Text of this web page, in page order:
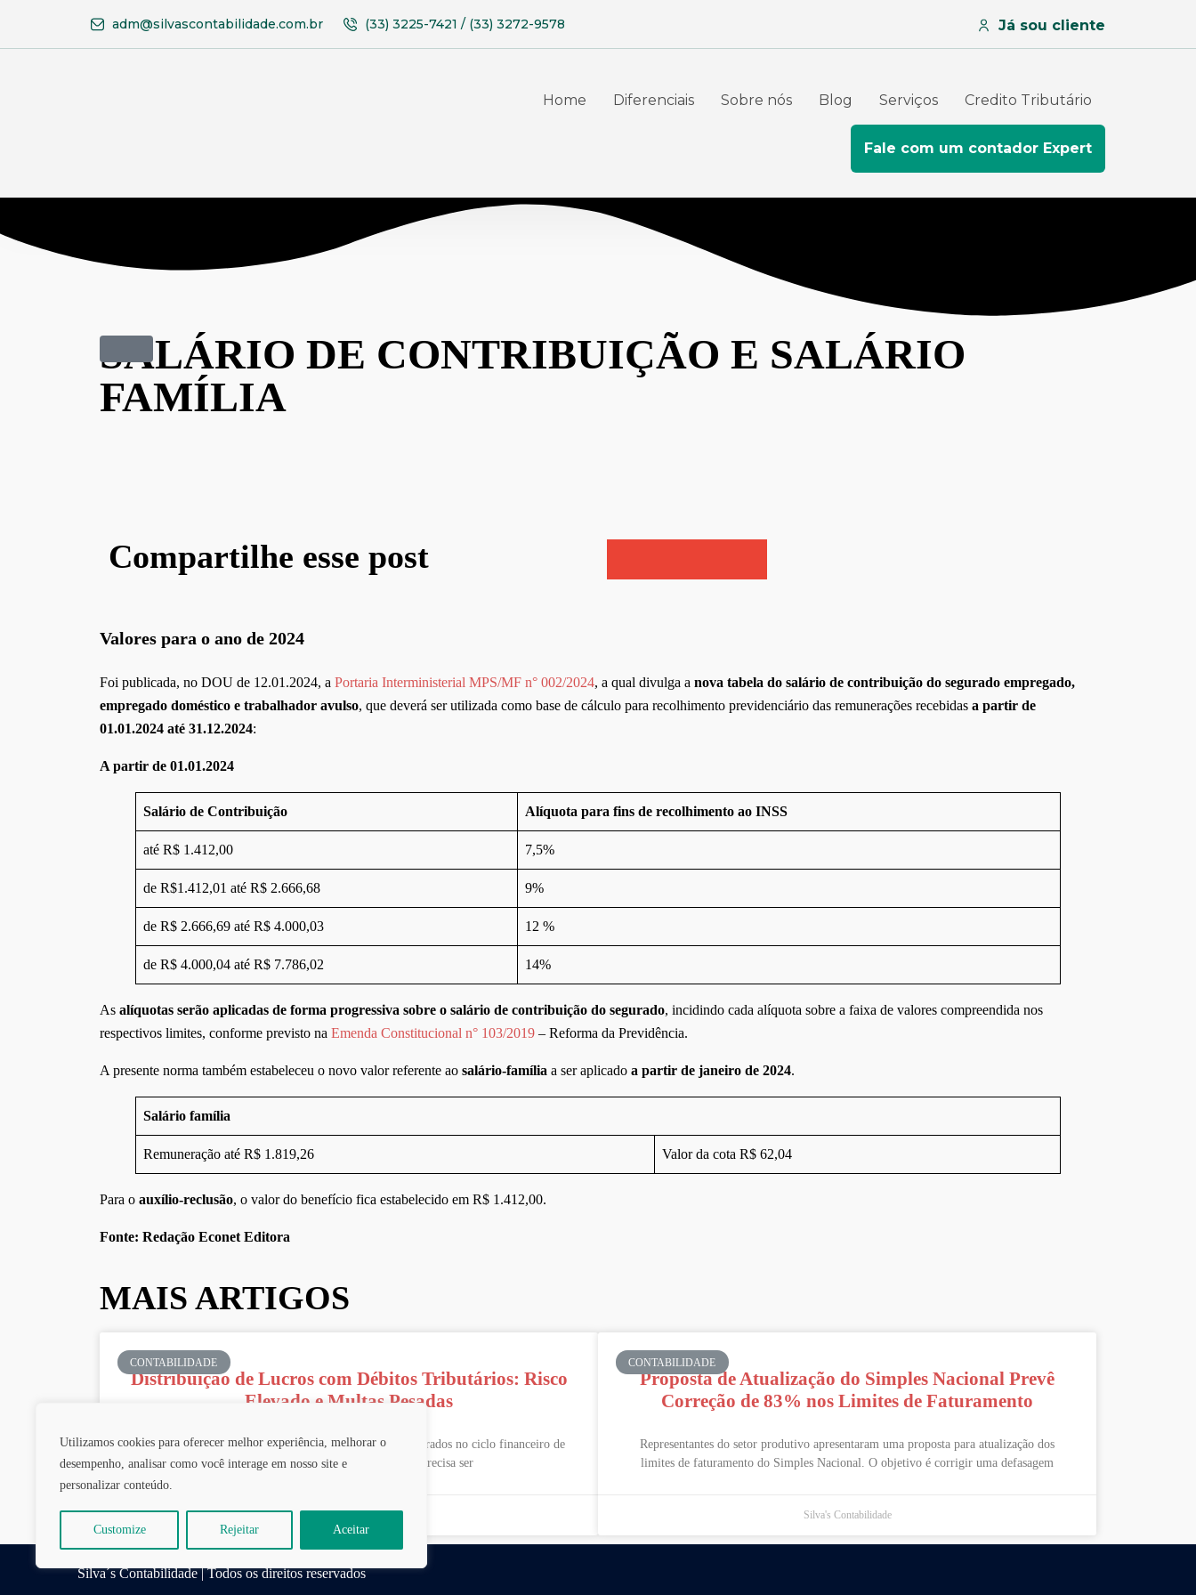
Utilizamos cookies para oferecer melhor experiência, melhorar o
desempenho, analisar como você interage em nosso site e
personalizar conteúdo.
Customize Rejeitar Aceitar
adm@silvascontabilidade.com.br (33) 3225-7421 / (33) 3272-9578 Já sou cliente
Home Diferenciais Sobre nós Blog Serviços Credito Tributário
Fale com um contador Expert
SALÁRIO DE CONTRIBUIÇÃO E SALÁRIO
FAMÍLIA
Compartilhe esse post
Valores para o ano de 2024
Foi publicada, no DOU de 12.01.2024, a Portaria Interministerial MPS/MF n° 002/2024, a qual divulga a nova tabela do salário de contribuição do segurado empregado,
empregado doméstico e trabalhador avulso, que deverá ser utilizada como base de cálculo para recolhimento previdenciário das remunerações recebidas a partir de
01.01.2024 até 31.12.2024:
A partir de 01.01.2024
Salário de Contribuição Alíquota para fins de recolhimento ao INSS
até R$ 1.412,00 7,5%
de R$1.412,01 até R$ 2.666,68 9%
de R$ 2.666,69 até R$ 4.000,03 12 %
de R$ 4.000,04 até R$ 7.786,02 14%
As alíquotas serão aplicadas de forma progressiva sobre o salário de contribuição do segurado, incidindo cada alíquota sobre a faixa de valores compreendida nos
respectivos limites, conforme previsto na Emenda Constitucional n° 103/2019 – Reforma da Previdência.
A presente norma também estabeleceu o novo valor referente ao salário-família a ser aplicado a partir de janeiro de 2024.
Salário família
Remuneração até R$ 1.819,26 Valor da cota R$ 62,04
Para o auxílio-reclusão, o valor do benefício fica estabelecido em R$ 1.412,00.
Fonte: Redação Econet Editora
MAIS ARTIGOS
CONTABILIDADE
Distribuição de Lucros com Débitos Tributários: Risco
Elevado e Multas Pesadas
Distribuir lucros aos sócios é um dos momentos mais esperados no ciclo financeiro de
uma empresa. No entanto, essa prática precisa ser
CONTABILIDADE
Proposta de Atualização do Simples Nacional Prevê
Correção de 83% nos Limites de Faturamento
Representantes do setor produtivo apresentaram uma proposta para atualização dos
limites de faturamento do Simples Nacional. O objetivo é corrigir uma defasagem
Silva's Contabilidade
Silva´s Contabilidade | Todos os direitos reservados